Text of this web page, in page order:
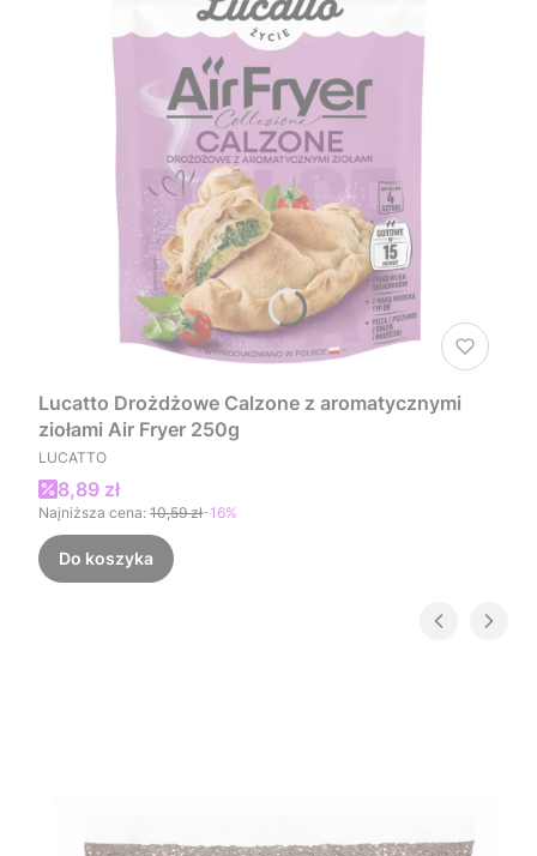
Lucatto Drożdżowe Calzone z aromatycznymi
ziołami Air Fryer 250g
PRODUCENT
LUCATTO
Cena promocyjna
8,89 zł
Najniższa cena: 10,59 zł-16%
Do koszyka